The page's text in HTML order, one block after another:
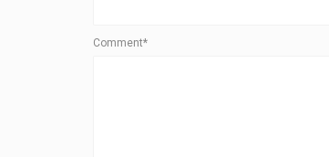
Comment*